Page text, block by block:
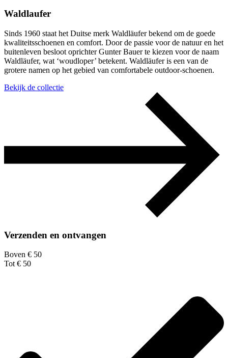
Waldlaufer
Sinds 1960 staat het Duitse merk Waldläufer bekend om de goede
kwaliteitsschoenen en comfort. Door de passie voor de natuur en het
buitenleven besloot oprichter Gunter Bauer te kiezen voor de naam
Waldläufer, wat ‘woudloper’ betekent. Waldläufer is een van de
grotere namen op het gebied van comfortabele outdoor-schoenen.
Bekijk de collectie
Verzenden en ontvangen
Boven € 50
Tot € 50